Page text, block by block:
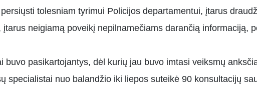
tolesniam tyrimui Policijos departamentui, įtarus
įtarus neigiamą poveikį nepilnamečiams darančią informaciją,
buvo pasikartojantys, dėl kurių jau buvo imtasi veiksmų
specialistai nuo balandžio iki liepos suteikė 90 konsultacijų